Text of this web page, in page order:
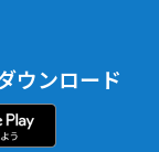
ウンロード